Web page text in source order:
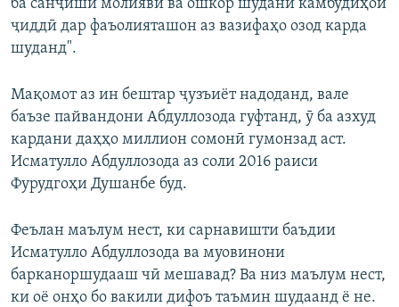
ба санҷиши молиявӣ ва ошкор шудани камбудиҳои
ҷиддӣ дар фаъолияташон аз вазифаҳо озод карда
шуданд".
Мақомот аз ин бештар ҷузъиёт надоданд, вале
баъзе пайвандони Абдуллозода гуфтанд, ӯ ба азхуд
кардани даҳҳо миллион сомонӣ гумонзад аст.
Исматулло Абдуллозода аз соли 2016 раиси
Фурудгоҳи Душанбе буд.
Феълан маълум нест, ки сарнавишти баъдии
Исматулло Абдуллозода ва муовинони
барканоршудааш чӣ мешавад? Ва низ маълум нест,
ки оё онҳо бо вакили дифоъ таъмин шудаанд ё не.